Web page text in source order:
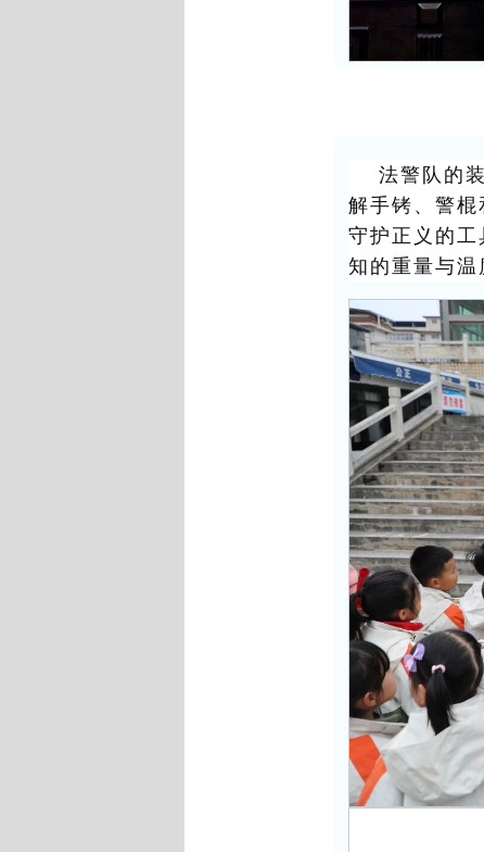
法警队的
解手铐、警
守护正义的
知的重量与温